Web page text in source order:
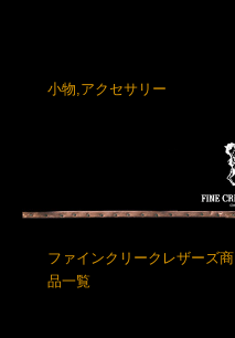
小物,アクセサリー
ファインクリークレザーズ商
品一覧